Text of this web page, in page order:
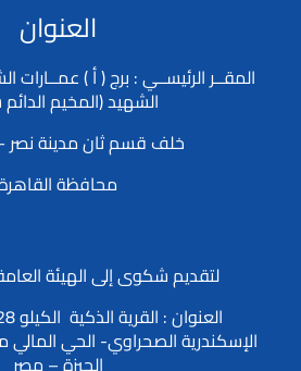
العنوان
المقــر الرئيســي : برج ( أ ) عمــارات
الشهيد (المخيم
خلف قسم ثان مدينة
محافظة
لتقديم شكوى إلى الهيئة العامة
الجيزة – مصر